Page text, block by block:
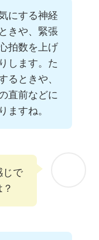
にする神経
きや、緊張
拍数を上げ
します。た
るときや、
直前などに
ますね。
じで